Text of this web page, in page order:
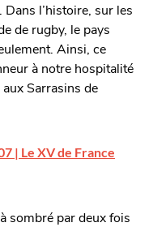
l’histoire, sur les
de rugby, le pays
Ainsi, ce
à notre hospitalité
Sarrasins de
| Le XV de France
sombré par deux fois